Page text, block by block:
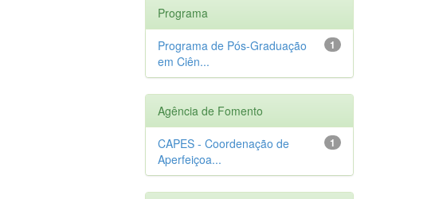
Programa
1
Programa de Pós-Graduação
em Ciên...
Agência de Fomento
1
CAPES - Coordenação de
Aperfeiçoa...